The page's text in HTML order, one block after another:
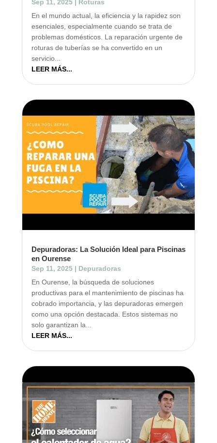
Sep 11, 2025|
Roturas
En el mundo actual, la eficiencia y la rapidez son
esenciales, especialmente cuando se trata de
problemas domésticos. La reparación urgente de
roturas de tuberías se ha convertido en un
servicio...
LEER MÁS...
Depuradoras: La Solución Ideal para Piscinas
en Ourense
Sep 11, 2025| Depuradoras
En Ourense, la búsqueda de soluciones
productivas para el mantenimiento de piscinas ha
cobrado importancia, y las depuradoras emergen
como una opción destacada. Estos sistemas no
solo garantizan la...
LEER MÁS...